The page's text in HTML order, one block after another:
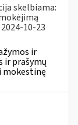
skelbiama:
10-23
ir
ir prašymų
mokestinę